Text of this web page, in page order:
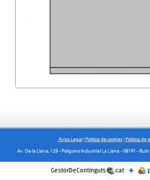
Aviso Legal|Política de cookies|Política de
Av. De la Llana, 129 - Polígono Industrial La Llana - 08191 - Rubí